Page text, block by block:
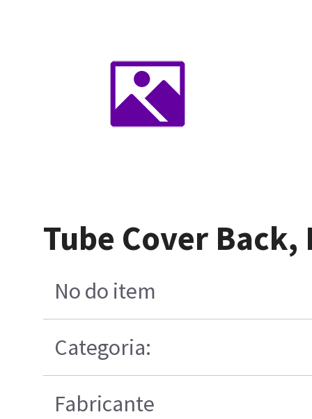
Tube Cover Back,
No do item
Categoria:
Fabricante